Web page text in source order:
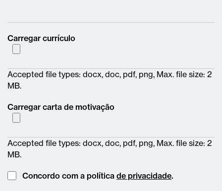
Carregar currículo
Accepted file types: docx, doc, pdf, png, Max. file size: 2
MB.
Carregar carta de motivação
Accepted file types: docx, doc, pdf, png, Max. file size: 2
MB.
Instemming
Concordo com a política de privacidade.